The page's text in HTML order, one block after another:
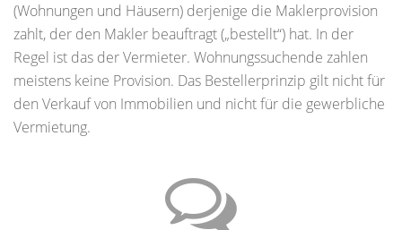
(Wohnungen und Häusern) derjenige die Maklerprovision
zahlt, der den Makler beauftragt („bestellt“) hat. In der
Regel ist das der Vermieter. Wohnungssuchende zahlen
meistens keine Provision. Das Bestellerprinzip gilt nicht für
den Verkauf von Immobilien und nicht für die gewerbliche
Vermietung.